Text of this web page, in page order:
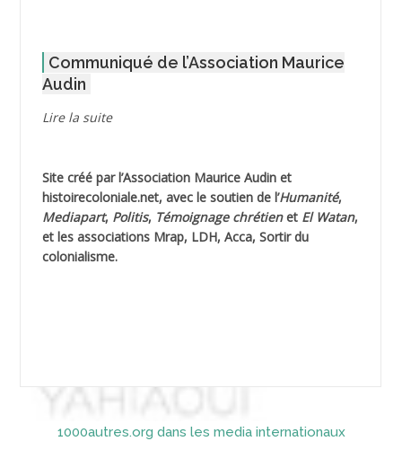
AGOULMINE
AHLOUCHE Mabrouk *
AIBLIED Ahmed
AICHEKADRA Sid Ahmed
AICI (ou AISSI) Laïd
Communiqué de l’Association Maurice
Audin
Lire la suite
Site créé par l’Association Maurice Audinet
histoirecoloniale.net, avec le soutien de l’Humanité,
Mediapart, Politis, Témoignage chrétienet El Watan,
et les associations Mrap, LDH, Acca, Sortir du
colonialisme.
1000autres.org dans les media internationaux